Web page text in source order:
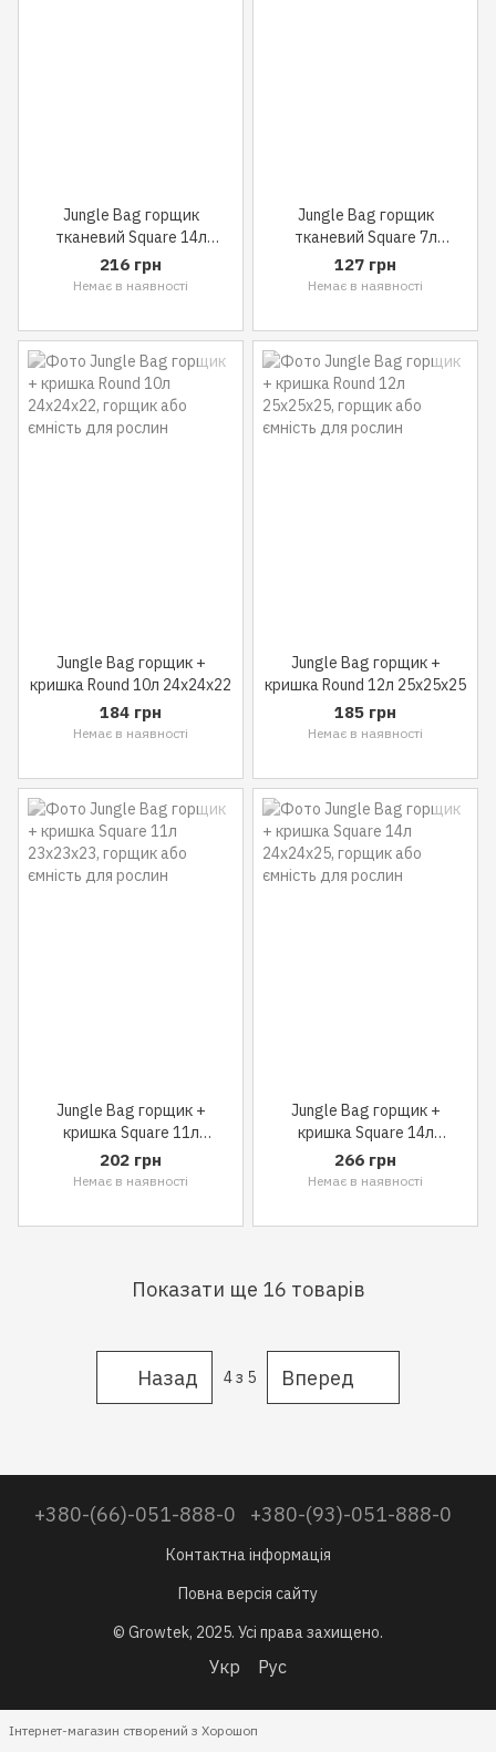
Jungle Bag горщик
тканевий Square 14л
24x24x25
216 грн
Немає в наявності
Jungle Bag горщик
тканевий Square 7л
19x19x19
127 грн
Немає в наявності
Jungle Bag горщик +
кришка Round 10л 24x24x22
184 грн
Немає в наявності
Jungle Bag горщик +
кришка Round 12л 25x25x25
185 грн
Немає в наявності
Jungle Bag горщик +
кришка Square 11л
23x23x23
202 грн
Немає в наявності
Jungle Bag горщик +
кришка Square 14л
24x24x25
266 грн
Немає в наявності
Показати ще 16 товарів
Назад 4з 5 Вперед
+380-(66)-051-888-0 +380-(93)-051-888-0
Контактна інформація
Повна версія сайту
© Growtek, 2025. Усі права захищено.
Укр Рус
Інтернет-магазин створений з Хорошоп